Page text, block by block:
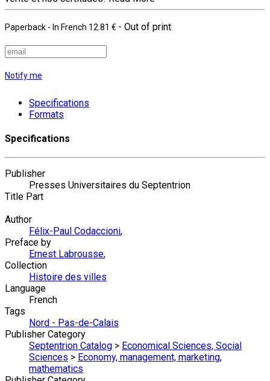
Paperback - In French 12.81 € - Out of print
Notify me
Specifications
Formats
Specifications
Publisher
Presses Universitaires du Septentrion
Title Part
Author
Félix-Paul Codaccioni,
Preface by
Ernest Labrousse,
Collection
Histoire des villes
Language
French
Tags
Nord - Pas-de-Calais
Publisher Category
Septentrion Catalog > Economical Sciences, Social
Sciences > Economy, management, marketing,
mathematics